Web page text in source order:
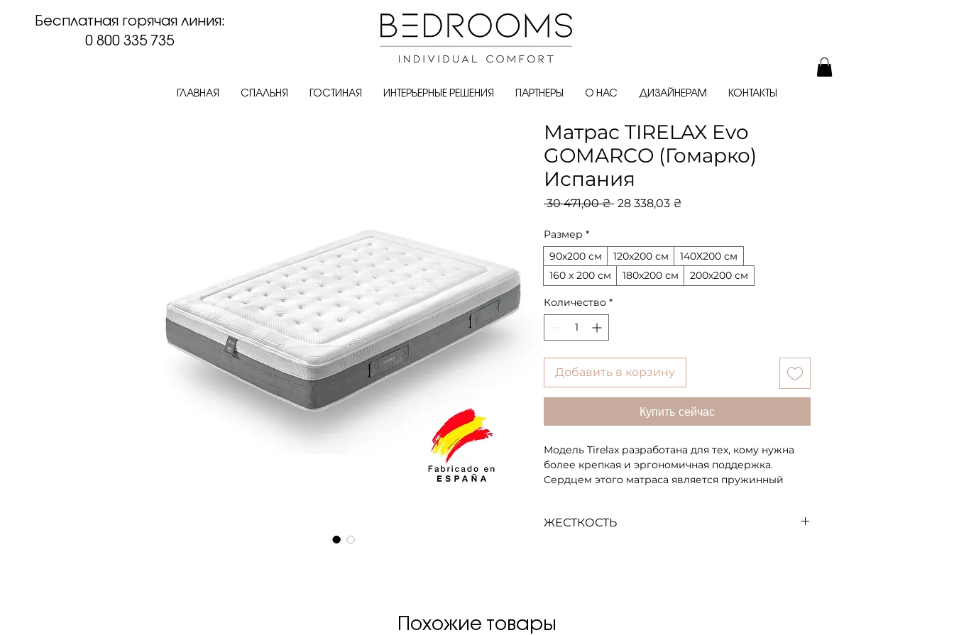
Бесплатная горячая линия:
0 800 335 735
ГЛАВНАЯ СПАЛЬНЯ ГОСТИНАЯ ИНТЕРЬЕРНЫЕ РЕШЕНИЯ ПАРТНЕРЫ О НАС ДИЗАЙНЕРАМ КОНТАКТЫ
Матрас TIRELAX Evo
GOMARCO (Гомарко)
Испания
30 471,00 ₴ Обычная
28 338,03 ₴
Размер *
90х200 см
120х200 см
140Х200 см
160 х 200 см
180х200 см 200х200 см
Количество *
Добавить в корзину
Купить сейчас
Модель Tirelax разработана для тех, кому нужна
более крепкая и эргономичная поддержка.
Сердцем этого матраса является пружинный
различных видов пен Memory и
ЖЕСТКОСТЬ
Похожие товары